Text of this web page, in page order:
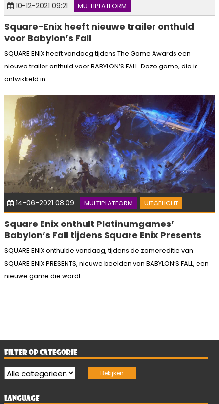
10-12-2021 09:21 MULTIPLATFORM
Square-Enix heeft nieuwe trailer onthuld
voor Babylon’s Fall
SQUARE ENIX heeft vandaag tijdens The Game Awards een
nieuwe trailer onthuld voor BABYLON’S FALL. Deze game, die is
ontwikkeld in...
14-06-2021 08:09 MULTIPLATFORM UITGELICHT
Square Enix onthult Platinumgames’
Babylon’s Fall tijdens Square Enix Presents
SQUARE ENIX onthulde vandaag, tijdens de zomereditie van
SQUARE ENIX PRESENTS, nieuwe beelden van BABYLON’S FALL, een
nieuwe game die wordt...
FILTER OP CATEGORIE
LANGUAGE